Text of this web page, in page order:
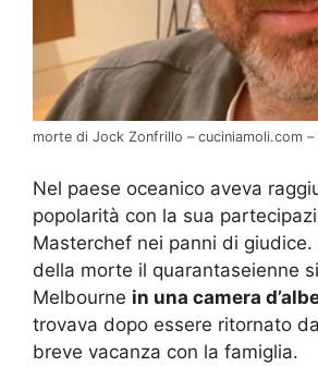
morte di Jock Zonfrillo – cuciniamoli.com
Nel paese oceanico aveva
popolarità con la sua
Masterchef nei panni di
della morte il quarantaseienne
Melbourne in una camera
trovava dopo essere ritornato
breve vacanza con la famiglia.